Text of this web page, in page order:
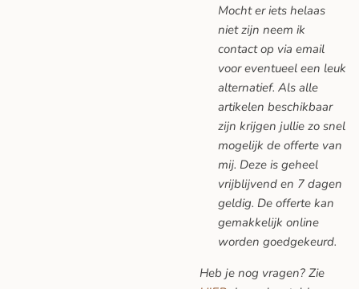
Mocht er iets helaas
niet zijn neem ik
contact op via email
voor eventueel een leuk
alternatief. Als alle
artikelen beschikbaar
zijn krijgen jullie zo snel
mogelijk de offerte van
mij. Deze is geheel
vrijblijvend en 7 dagen
geldig. De offerte kan
gemakkelijk online
worden goedgekeurd.
Heb je nog vragen? Zie